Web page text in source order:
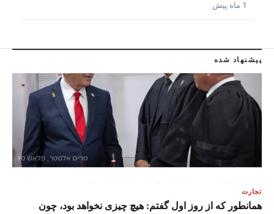
1 ماه پیش
پیشنهاد شده
تجارت
همانطور که از روز اول گفتم: هیچ چیزی نخواهد بود، چون